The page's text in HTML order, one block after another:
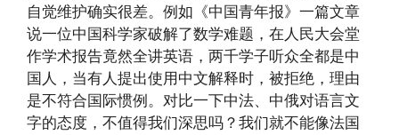
自觉维护确实很差。例如《中国青年报》一篇文章
说一位中国科学家破解了数学难题，在人民大会堂
作学术报告竟然全讲英语，两千学子听众全都是中
国人，当有人提出使用中文解释时，被拒绝，理由
是不符合国际惯例。对比一下中法、中俄对语言文
字的态度，不值得我们深思吗？我们就不能像法国